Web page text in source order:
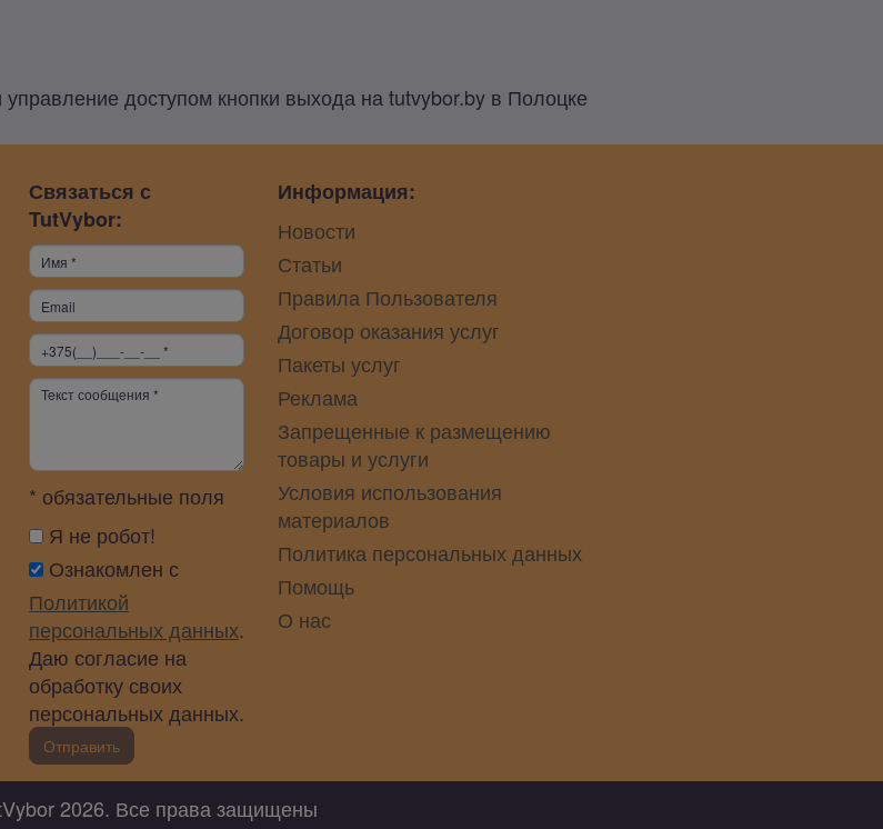
доступом кнопки выхода на tutvybor.by в Полоцке
Связаться с
TutVybor:
* обязательные поля
Я не робот!
Ознакомлен с
Политикой
персональных данных.
Даю согласие на
обработку своих
персональных данных.
Отправить
Информация:
Новости
Статьи
Правила Пользователя
Договор оказания услуг
Пакеты услуг
Реклама
Запрещенные к размещению
товары и услуги
Условия использования
материалов
Политика персональных данных
Помощь
О нас
2026. Все права защищены